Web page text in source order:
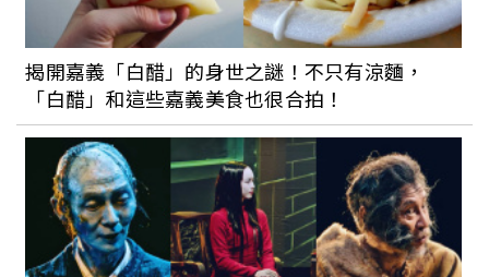
揭開嘉義「白醋」的身世之謎！不只有涼麵，
「白醋」和這些嘉義美食也很合拍！